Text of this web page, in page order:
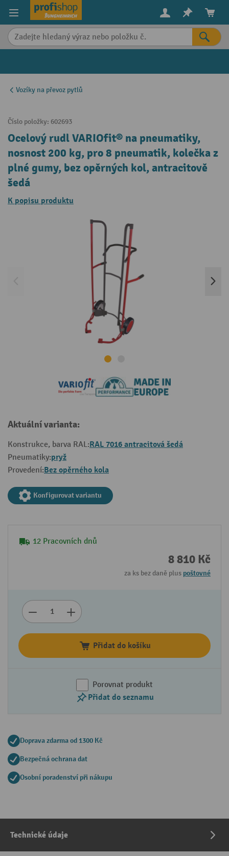
content
Vozíky na převoz pytlů
Číslo položky: 602693
Ocelový rudl VARIOfit® na pneumatiky,
nosnost 200 kg, pro 8 pneumatik, kolečka z
plné gumy, bez opěrných kol, antracitově
šedá
K popisu produktu
Aktuální varianta:
Konstrukce, barva RAL:RAL 7016 antracitová šedá
Pneumatiky:pryž
Provedení:Bez opěrného kola
Konfigurovat variantu
12 Pracovních dnů
8 810 Kč
za ks bez daně plus poštovné
Přidat do košíku
Porovnat produkt
Přidat do seznamu
Doprava zdarma od 1300 Kč
Bezpečná ochrana dat
Osobní poradenství při nákupu
Technické údaje